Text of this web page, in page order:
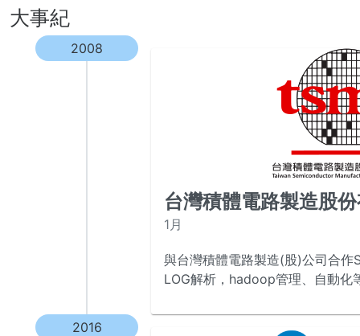
大事紀
2008
台灣積體電路製造股
1月
與台灣積體電路製造(股)公司合作
LOG解析，hadoop管理、自動化
2016